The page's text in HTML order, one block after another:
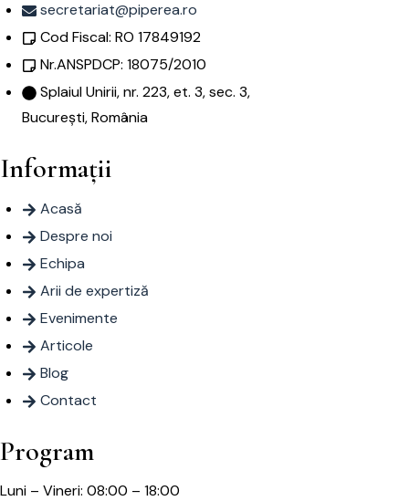
secretariat@piperea.ro
Cod Fiscal: RO 17849192
Nr.ANSPDCP: 18075/2010
Splaiul Unirii, nr. 223, et. 3, sec. 3,
București, România
Informații
Acasă
Despre noi
Echipa
Arii de expertiză
Evenimente
Articole
Blog
Contact
Program
Luni – Vineri: 08:00 – 18:00